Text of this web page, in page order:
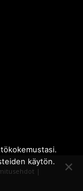
|
käytön.